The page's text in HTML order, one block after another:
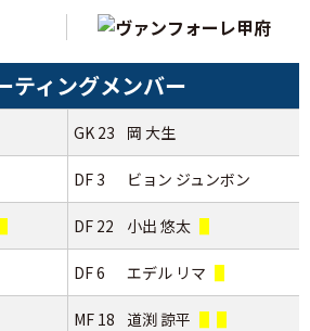
ティングメンバー
GK 23 岡 大生
DF 3 ビョン ジュンボン
DF 22 小出 悠太
DF 6 エデル リマ
MF 18 道渕 諒平